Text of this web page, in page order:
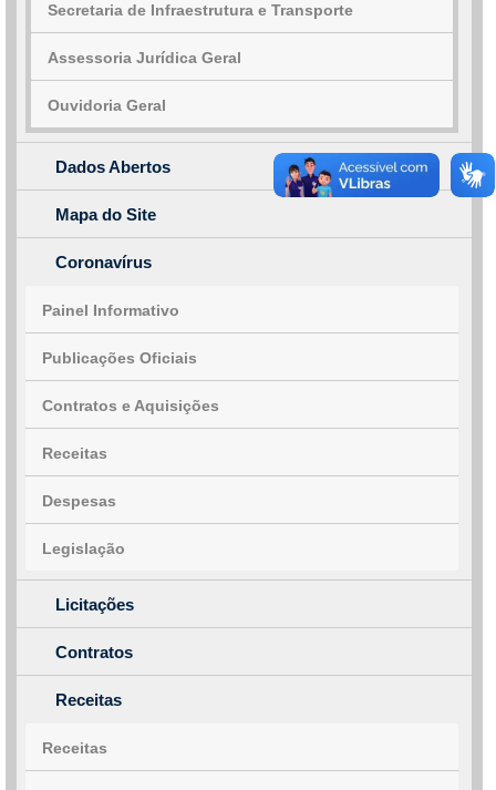
Secretaria de Infraestrutura e Transporte
Assessoria Jurídica Geral
Ouvidoria Geral
Dados Abertos
Mapa do Site
Coronavírus
Painel Informativo
Publicações Oficiais
Contratos e Aquisições
Receitas
Despesas
Legislação
Licitações
Contratos
Receitas
Receitas